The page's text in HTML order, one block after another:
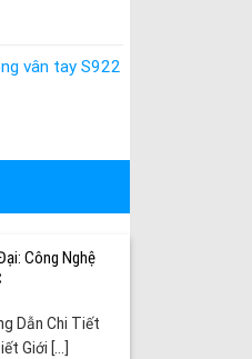
vân tay S922
Công Nghệ
Dẫn Chi Tiết
Giới [...]